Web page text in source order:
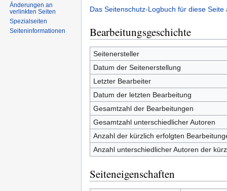
Das Seitenschutz-Logbuch für diese Seite
Bearbeitungsgeschichte
Seitenersteller
Datum der Seitenerstellung
Letzter Bearbeiter
Datum der letzten Bearbeitung
Gesamtzahl der Bearbeitungen
Gesamtzahl unterschiedlicher Autoren
Anzahl der kürzlich erfolgten
Anzahl unterschiedlicher Autoren der
Seiteneigenschaften
Änderungen an
verlinkten Seiten
Spezialseiten
Seiten­informationen